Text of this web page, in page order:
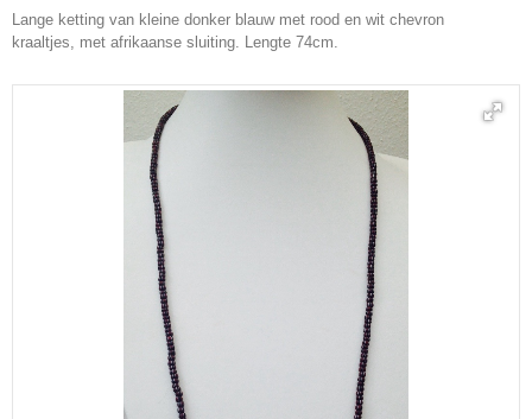
Lange ketting van kleine donker blauw met rood en wit chevron
kraaltjes, met afrikaanse sluiting. Lengte 74cm.